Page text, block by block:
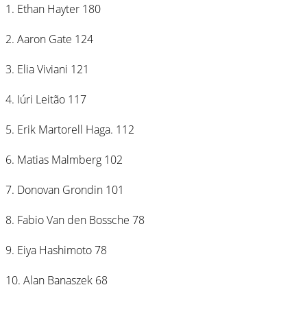
1. Ethan Hayter 180
2. Aaron Gate 124
3. Elia Viviani 121
4. Iúri Leitão 117
5. Erik Martorell Haga. 112
6. Matias Malmberg 102
7. Donovan Grondin 101
8. Fabio Van den Bossche 78
9. Eiya Hashimoto 78
10. Alan Banaszek 68